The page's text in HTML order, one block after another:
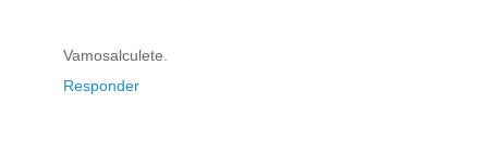
Vamosalculete.
Responder